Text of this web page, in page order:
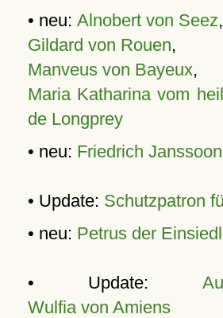
• neu: Alnobert von Seez,
Gildard von Rouen,
Manveus von Bayeux,
Maria Katharina vom
de Longprey
• neu: Friedrich
• Update: Schutzpatron
• neu: Petrus der
• Update:
Wulfia von Amiens